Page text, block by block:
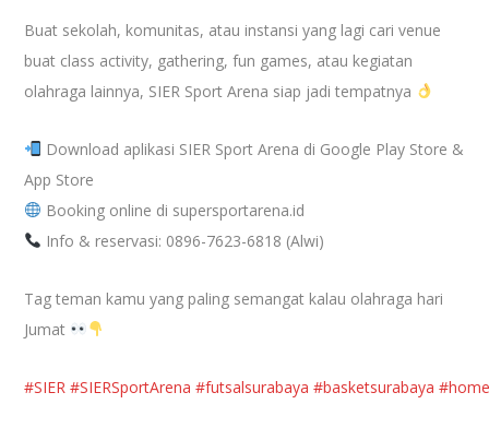
Buat sekolah, komunitas, atau instansi yang lagi cari venue
buat class activity, gathering, fun games, atau kegiatan
olahraga lainnya, SIER Sport Arena siap jadi tempatnya
Download aplikasi SIER Sport Arena di Google Play Store &
App Store
Booking online di supersportarena.id
Info & reservasi: 0896-7623-6818 (Alwi)
Tag teman kamu yang paling semangat kalau olahraga hari
Jumat
#SIER #SIERSportArena #futsalsurabaya #basketsurabaya